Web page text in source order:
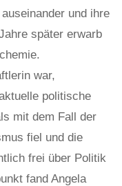
und ihre
später erwarb
war,
politische
mit dem Fall der
fiel und die
frei über Politik
fand Angela